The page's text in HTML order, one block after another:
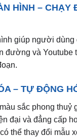
HÌNH – CHẠY
giúp người dùng
đường và Youtube
– TỰ ĐỘNG
sắc phong thuỷ
đại và đẳng cấp
thể thay đổi mẫu